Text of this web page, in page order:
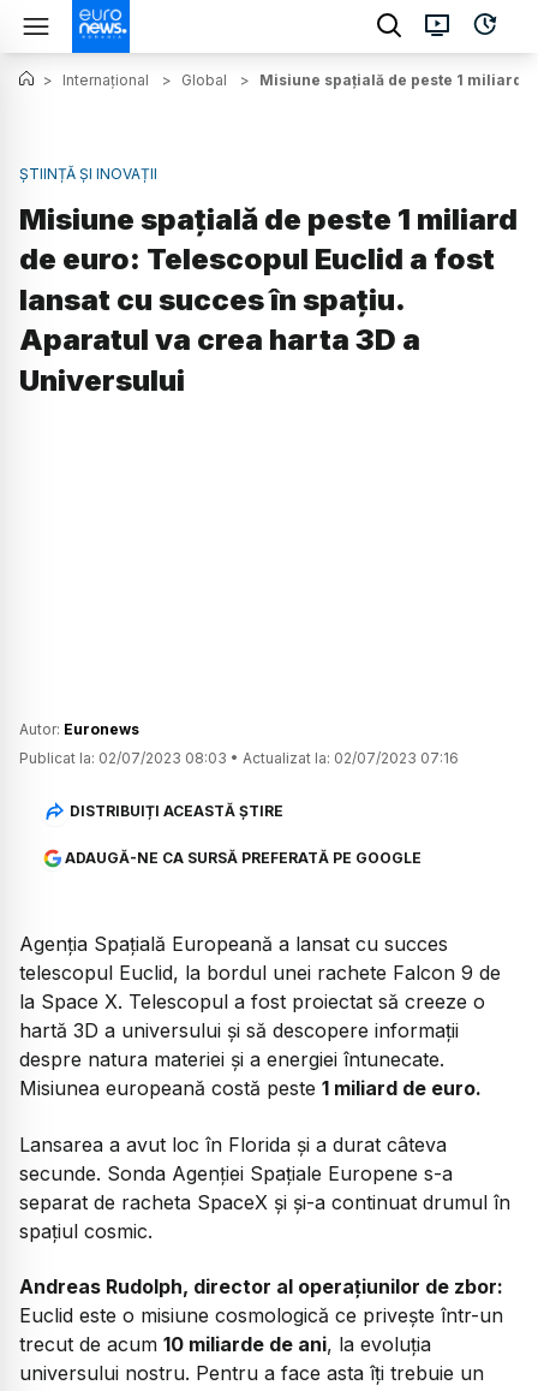
> Internațional > Global > Misiune spațială de peste 1 miliard
ȘTIINȚĂ ȘI INOVAȚII
Misiune spațială de peste 1 miliard
de euro: Telescopul Euclid a fost
lansat cu succes în spațiu.
Aparatul va crea harta 3D a
Universului
Autor: Euronews
Publicat la: 02/07/2023 08:03 • Actualizat la: 02/07/2023 07:16
DISTRIBUIȚI ACEASTĂ ȘTIRE
ADAUGĂ-NE CA SURSĂ PREFERATĂ PE GOOGLE
Agenția Spațială Europeană a lansat cu succes
telescopul Euclid, la bordul unei rachete Falcon 9 de
la Space X. Telescopul a fost proiectat să creeze o
hartă 3D a universului și să descopere informații
despre natura materiei și a energiei întunecate.
Misiunea europeană costă peste 1 miliard de euro.
Lansarea a avut loc în Florida și a durat câteva
secunde. Sonda Agenției Spațiale Europene s-a
separat de racheta SpaceX și și-a continuat drumul în
spațiul cosmic.
Andreas Rudolph, director al operațiunilor de zbor:
Euclid este o misiune cosmologică ce privește într-un
trecut de acum 10 miliarde de ani, la evoluția
universului nostru. Pentru a face asta îți trebuie un